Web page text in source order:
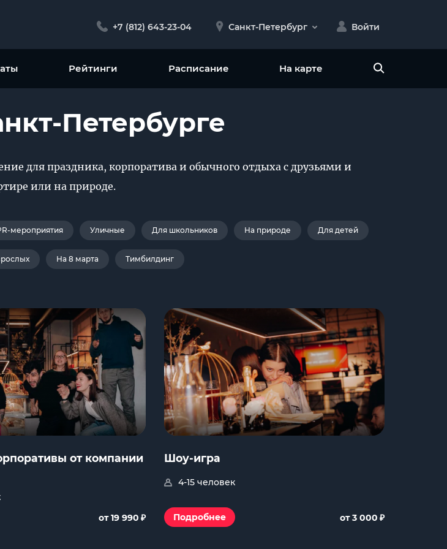
+7 (812) 643-23-04 Санкт-Петербург Войти
Рейтинги Расписание На карте
Петербурге
для праздника, корпоратива и обычного отдыха с друзьями и
или на природе.
мероприятия Уличные Для школьников На природе Для детей
На 8 марта Тимбилдинг
от компании
от 19 990 ₽
Шоу-игра
4-15 человек
Подробнее от 3 000 ₽